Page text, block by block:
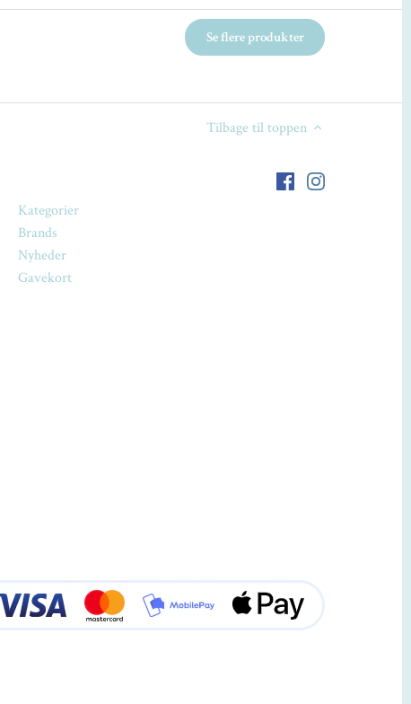
Se flere produkter
Tilbage til toppen
Kategorier
Brands
Nyheder
Gavekort